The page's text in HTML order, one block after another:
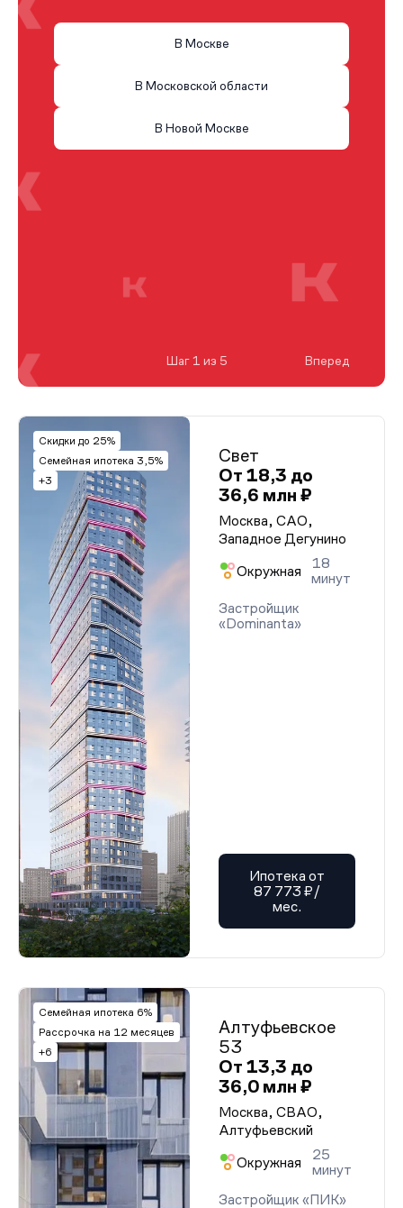
Скидки до 25%
Семейная ипотека 3,5%
+3
Свет
От 18,3 до
36,6 млн ₽
Москва, САО,
Западное Дегунино
Окружная
18
минут
Застройщик
«Dominanta»
Ипотека от
87 773 ₽/
мес.
Семейная ипотека 6%
Рассрочка на 12 месяцев
+6
Алтуфьевское
53
От 13,3 до
36,0 млн ₽
Москва, СВАО,
Алтуфьевский
Окружная
25
минут
Застройщик «ПИК»
В Москве
В Московской области
В Новой Москве
Шаг 1 из 5 Вперед